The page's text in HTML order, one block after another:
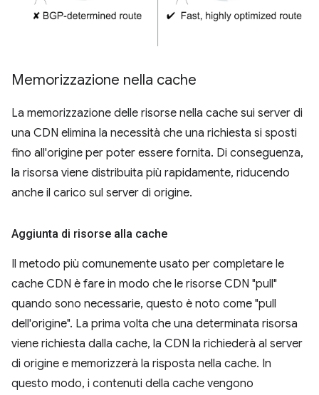
Memorizzazione nella cache
La memorizzazione delle risorse nella cache sui server di
una CDN elimina la necessità che una richiesta si sposti
fino all'origine per poter essere fornita. Di conseguenza,
la risorsa viene distribuita più rapidamente, riducendo
anche il carico sul server di origine.
Aggiunta di risorse alla cache
Il metodo più comunemente usato per completare le
cache CDN è fare in modo che le risorse CDN "pull"
quando sono necessarie, questo è noto come "pull
dell'origine". La prima volta che una determinata risorsa
viene richiesta dalla cache, la CDN la richiederà al server
di origine e memorizzerà la risposta nella cache. In
questo modo, i contenuti della cache vengono